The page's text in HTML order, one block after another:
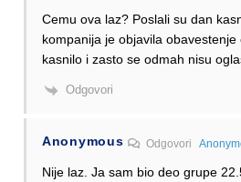
Cemu ova laz? Poslali su dan
kompanija je objavila
kasnilo i zasto se odmah nisu
Odgovori
Anonymous Odgovori
Nije laz. Ja sam bio deo grupe